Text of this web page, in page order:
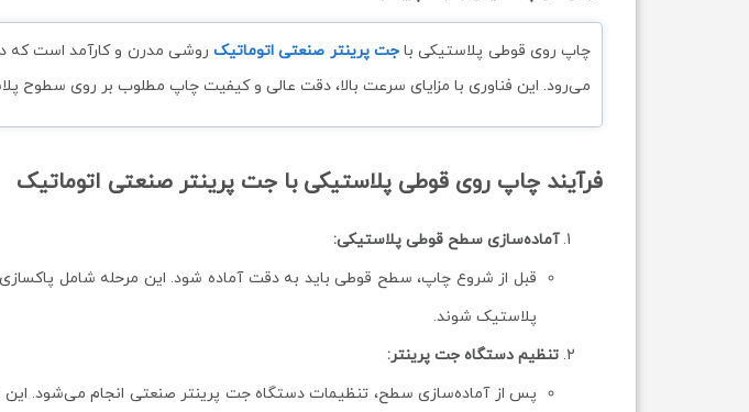
چاپ روی قوطی پلاستیکی باجت پرینتر صنعتی اتوماتیکروشی مدرن و کارآمد است که در
می‌رود. این فناوری با مزایای سرعت بالا، دقت عالی و کیفیت چاپ مطلوب بر روی سطوح
فرآیند چاپ روی قوطی پلاستیکی با جت پرینتر صنعتی اتوماتیک
آماده‌سازی سطح قوطی پلاستیکی:
قبل از شروع چاپ، سطح قوطی باید به دقت آماده شود. این مرحله شامل
پلاستیک شوند.
تنظیم دستگاه جت پرینتر:
پس از آماده‌سازی سطح، تنظیمات دستگاه جت پرینتر صنعتی انجام می‌شود.